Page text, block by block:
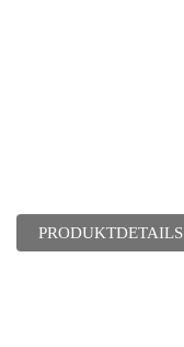
PRODUKTDETAILS